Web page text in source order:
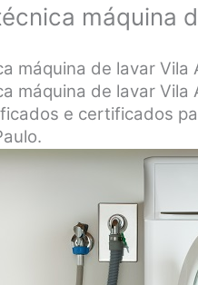
máquina
máquina de lavar
máquina de lavar
e certificados